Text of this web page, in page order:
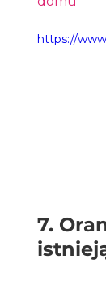
https://
7.